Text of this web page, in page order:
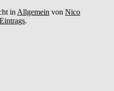
in Allgemein von Nico
.